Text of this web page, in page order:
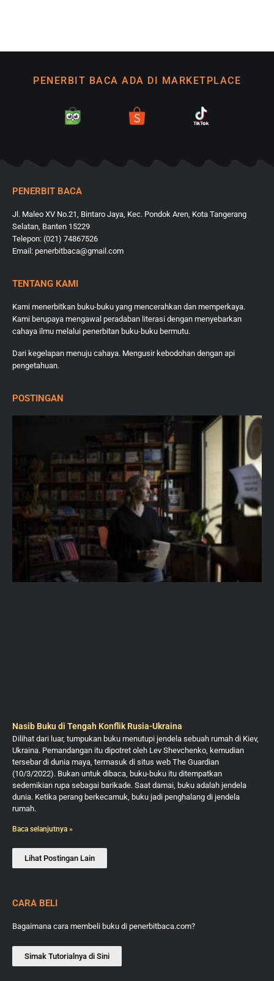
PENERBIT BACA ADA DI MARKETPLACE
PENERBIT BACA
Jl. Maleo XV No.21, Bintaro Jaya, Kec. Pondok Aren, Kota Tangerang
Selatan, Banten 15229
Telepon: (021) 74867526
Email: penerbitbaca@gmail.com
TENTANG KAMI
Kami menerbitkan buku-buku yang mencerahkan dan memperkaya.
Kami berupaya mengawal peradaban literasi dengan menyebarkan
cahaya ilmu melalui penerbitan buku-buku bermutu.
Dari kegelapan menuju cahaya. Mengusir kebodohan dengan api
pengetahuan.
POSTINGAN
Nasib Buku di Tengah Konflik Rusia-Ukraina
Dilihat dari luar, tumpukan buku menutupi jendela sebuah rumah di Kiev,
Ukraina. Pemandangan itu dipotret oleh Lev Shevchenko, kemudian
tersebar di dunia maya, termasuk di situs web The Guardian
(10/3/2022). Bukan untuk dibaca, buku-buku itu ditempatkan
sedemikian rupa sebagai barikade. Saat damai, buku adalah jendela
dunia. Ketika perang berkecamuk, buku jadi penghalang di jendela
rumah.
Baca selanjutnya »
Lihat Postingan Lain
CARA BELI
Bagaimana cara membeli buku di penerbitbaca.com?
Simak Tutorialnya di Sini